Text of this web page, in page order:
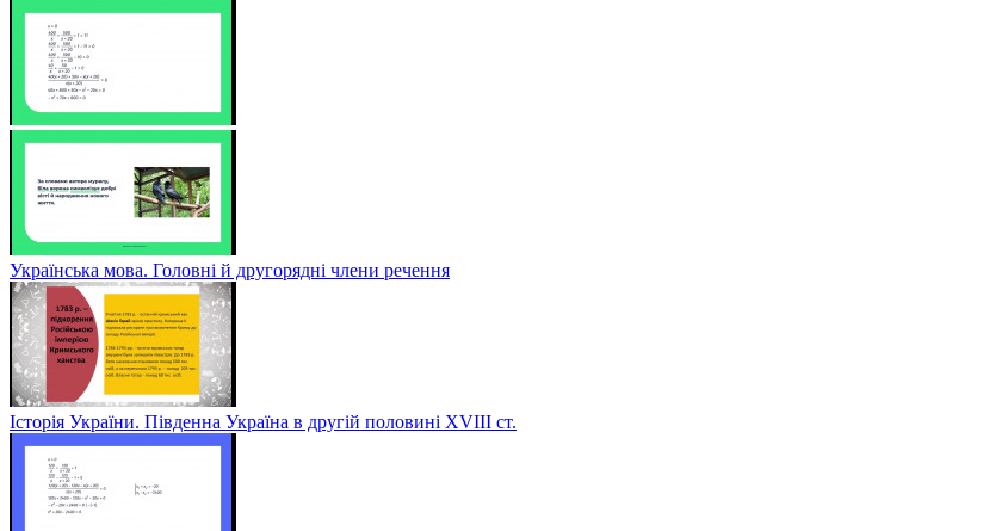
Українська мова. Головні й другорядні члени речення
Історія України. Південна Україна в другій половині ХVІІІ ст.